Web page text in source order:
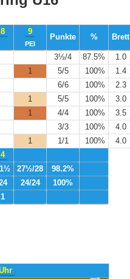
8 9
PEI
Punkte % Brett
3½/4 87.5%
1.0
1 5/5 100%
1.4
6/6 100%
2.3
1 5/5 100%
3.0
1 4/4 100%
3.5
3/3 100%
4.0
1 1/1 100%
4.0
4
27½/28
98.2%
24/24
100%
1